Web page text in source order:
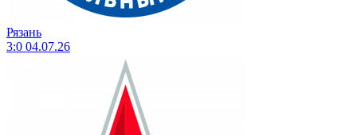
Рязань
3:0 04.07.26